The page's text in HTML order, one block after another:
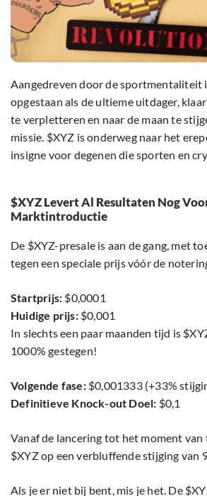
Aangedreven door de sportmentaliteit
opgestaan als de ultieme uitdager,
te verpletteren en naar de maan te
missie. $XYZ is onderweg naar het
insigne voor degenen die sporten en
$XYZ Levert Al Resultaten Nog
Marktintroductie
De $XYZ-presale is aan de gang, met
tegen een speciale prijs vóór de
Startprijs: $0,0001
Huidige prijs: $0,001
In slechts een paar maanden tijd is
1000% gestegen!
Volgende fase:$0,001333 (+33%
Definitieve Knock-out Doel: $0,1
Vanaf de lancering tot het moment
$XYZ op een verbluffende stijging van
Als je er niet bij bent, mis je het. De